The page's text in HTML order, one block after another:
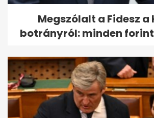
Megszólalt a Fidesz a
botrányról: minden forint